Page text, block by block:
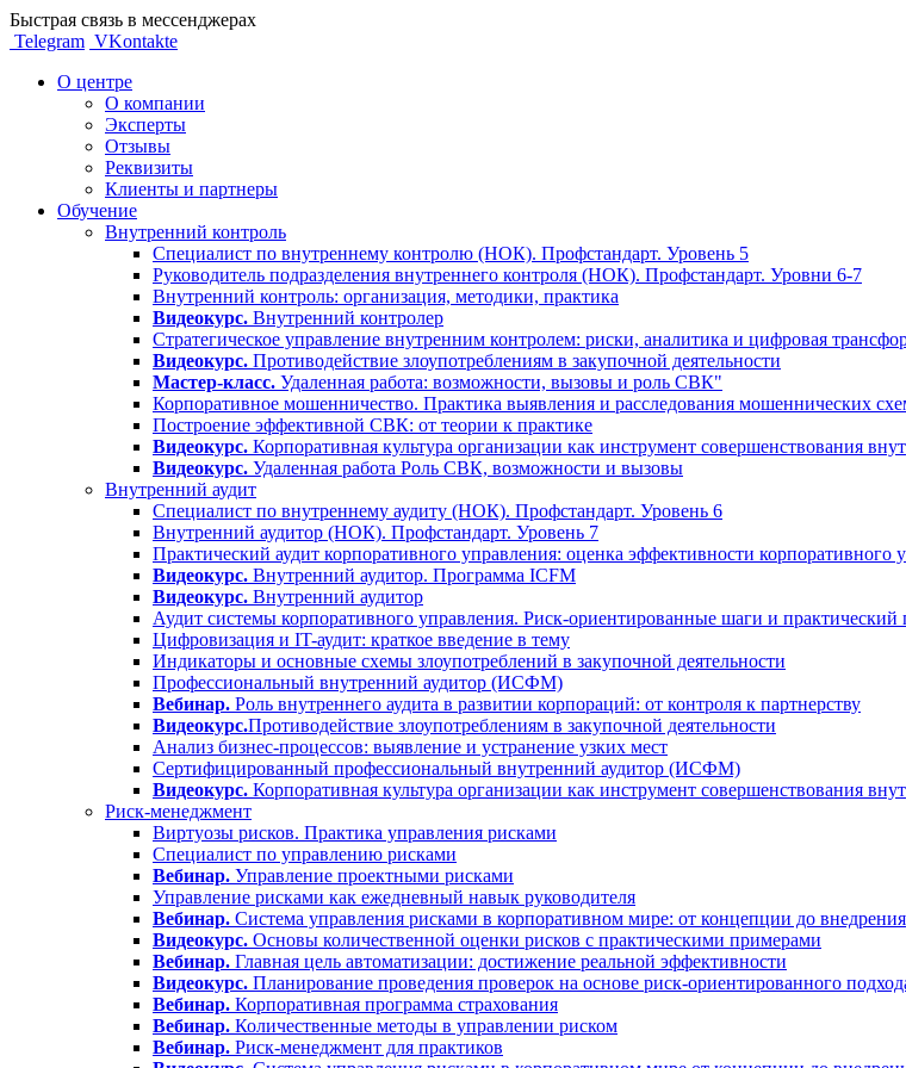
Быстрая связь в мессенджерах
Telegram VKontakte
О центре
О компании
Эксперты
Отзывы
Реквизиты
Клиенты и партнеры
Обучение
Внутренний контроль
Специалист по внутреннему контролю (НОК). Профстандарт. Уровень 5
Руководитель подразделения внутреннего контроля (НОК). Профстандарт. Уровни 6-7
Внутренний контроль: организация, методики, практика
Видеокурс. Внутренний контролер
Стратегическое управление внутренним контролем: риски, аналитика и цифровая
Видеокурс. Противодействие злоупотреблениям в закупочной деятельности
Мастер-класс. Удаленная работа: возможности, вызовы и роль СВК"
Корпоративное мошенничество. Практика выявления и расследования мошеннических
Построение эффективной СВК: от теории к практике
Видеокурс. Корпоративная культура организации как инструмент совершенствования
Видеокурс. Удаленная работа Роль СВК, возможности и вызовы
Внутренний аудит
Специалист по внутреннему аудиту (НОК). Профстандарт. Уровень 6
Внутренний аудитор (НОК). Профстандарт. Уровень 7
Практический аудит корпоративного управления: оценка эффективности
Видеокурс. Внутренний аудитор. Программа ICFM
Видеокурс. Внутренний аудитор
Аудит системы корпоративного управления. Риск-ориентированные шаги и практический
Цифровизация и IT-аудит: краткое введение в тему
Индикаторы и основные схемы злоупотреблений в закупочной деятельности
Профессиональный внутренний аудитор (ИСФМ)
Вебинар. Роль внутреннего аудита в развитии корпораций: от контроля к партнерству
Видеокурс.Противодействие злоупотреблениям в закупочной деятельности
Анализ бизнес-процессов: выявление и устранение узких мест
Сертифицированный профессиональный внутренний аудитор (ИСФМ)
Видеокурс. Корпоративная культура организации как инструмент совершенствования
Риск-менеджмент
Виртуозы рисков. Практика управления рисками
Специалист по управлению рисками
Вебинар. Управление проектными рисками
Управление рисками как ежедневный навык руководителя
Вебинар. Система управления рисками в корпоративном мире: от концепции до внедрения
Видеокурс. Основы количественной оценки рисков с практическими примерами
Вебинар. Главная цель автоматизации: достижение реальной эффективности
Видеокурс. Планирование проведения проверок на основе риск-ориентированного
Вебинар. Корпоративная программа страхования
Вебинар. Количественные методы в управлении риском
Вебинар. Риск-менеджмент для практиков